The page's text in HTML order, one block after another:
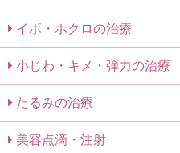
イボ・ホクロの治療
小じわ・キメ・弾力の治療
たるみの治療
美容点滴・注射